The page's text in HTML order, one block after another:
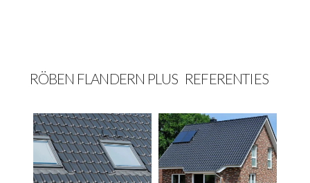
RÖBEN FLANDERN PLUS REFERENTIES